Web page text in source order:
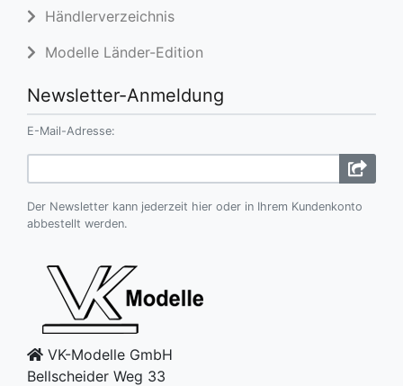
Händlerverzeichnis
Modelle Länder-Edition
Newsletter-Anmeldung
E-Mail-Adresse:
Der Newsletter kann jederzeit hier oder in Ihrem Kundenkonto
abbestellt werden.
VK-Modelle GmbH
Bellscheider Weg 33